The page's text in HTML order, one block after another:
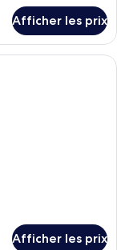
Afficher les prix
moderne avec un
Afficher les prix